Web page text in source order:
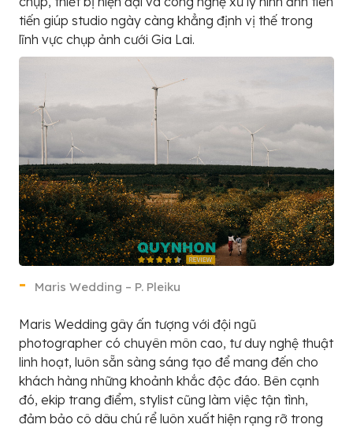
tiến giúp studio ngày càng khẳng định vị thế trong
lĩnh vực chụp ảnh cưới Gia Lai.
Maris Wedding – P. Pleiku
Maris Wedding gây ấn tượng với đội ngũ
photographer có chuyên môn cao, tư duy nghệ thuật
linh hoạt, luôn sẵn sàng sáng tạo để mang đến cho
khách hàng những khoảnh khắc độc đáo. Bên cạnh
đó, ekip trang điểm, stylist cũng làm việc tận tình,
đảm bảo cô dâu chú rể luôn xuất hiện rạng rỡ trong